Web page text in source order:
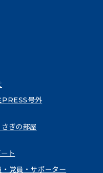
PRESS号外
ぎの部屋
ト
党員・サポーター